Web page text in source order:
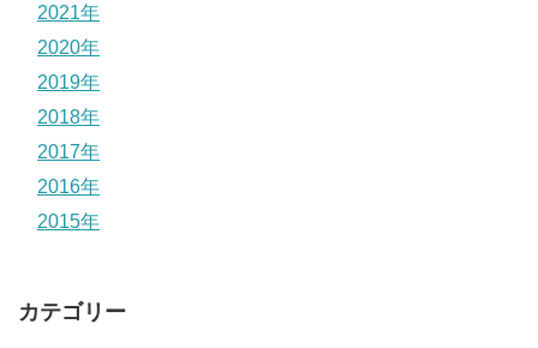
2021年
2020年
2019年
2018年
2017年
2016年
2015年
カテゴリー